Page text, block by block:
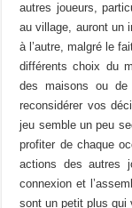
autres joueurs,
au village, auront un
à l’autre, malgré le
différents choix du
des maisons ou de
reconsidérer vos
jeu semble un peu
profiter de chaque
actions des autres
connexion et
sont un petit plus qui